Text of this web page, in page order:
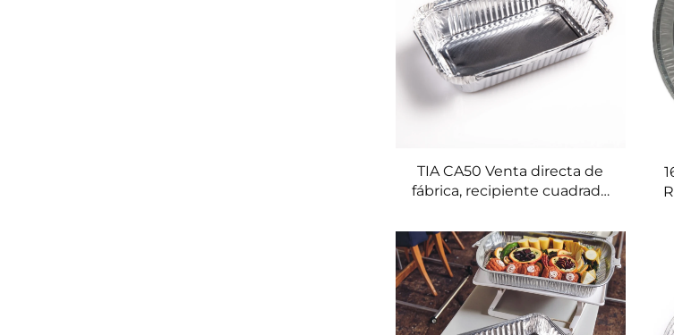
TIA CA50 Venta directa de
fábrica, recipiente cuadrado
para contacto con alimentos,
caja de 7 pulgadas,
contenedor de papel de
aluminio para alimentos